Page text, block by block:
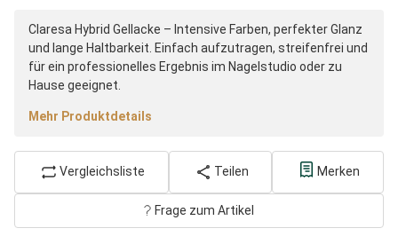
Claresa Hybrid Gellacke – Intensive Farben, perfekter Glanz
und lange Haltbarkeit. Einfach aufzutragen, streifenfrei und
für ein professionelles Ergebnis im Nagelstudio oder zu
Hause geeignet.
Mehr Produktdetails
Vergleichsliste Teilen Merken
Frage zum Artikel